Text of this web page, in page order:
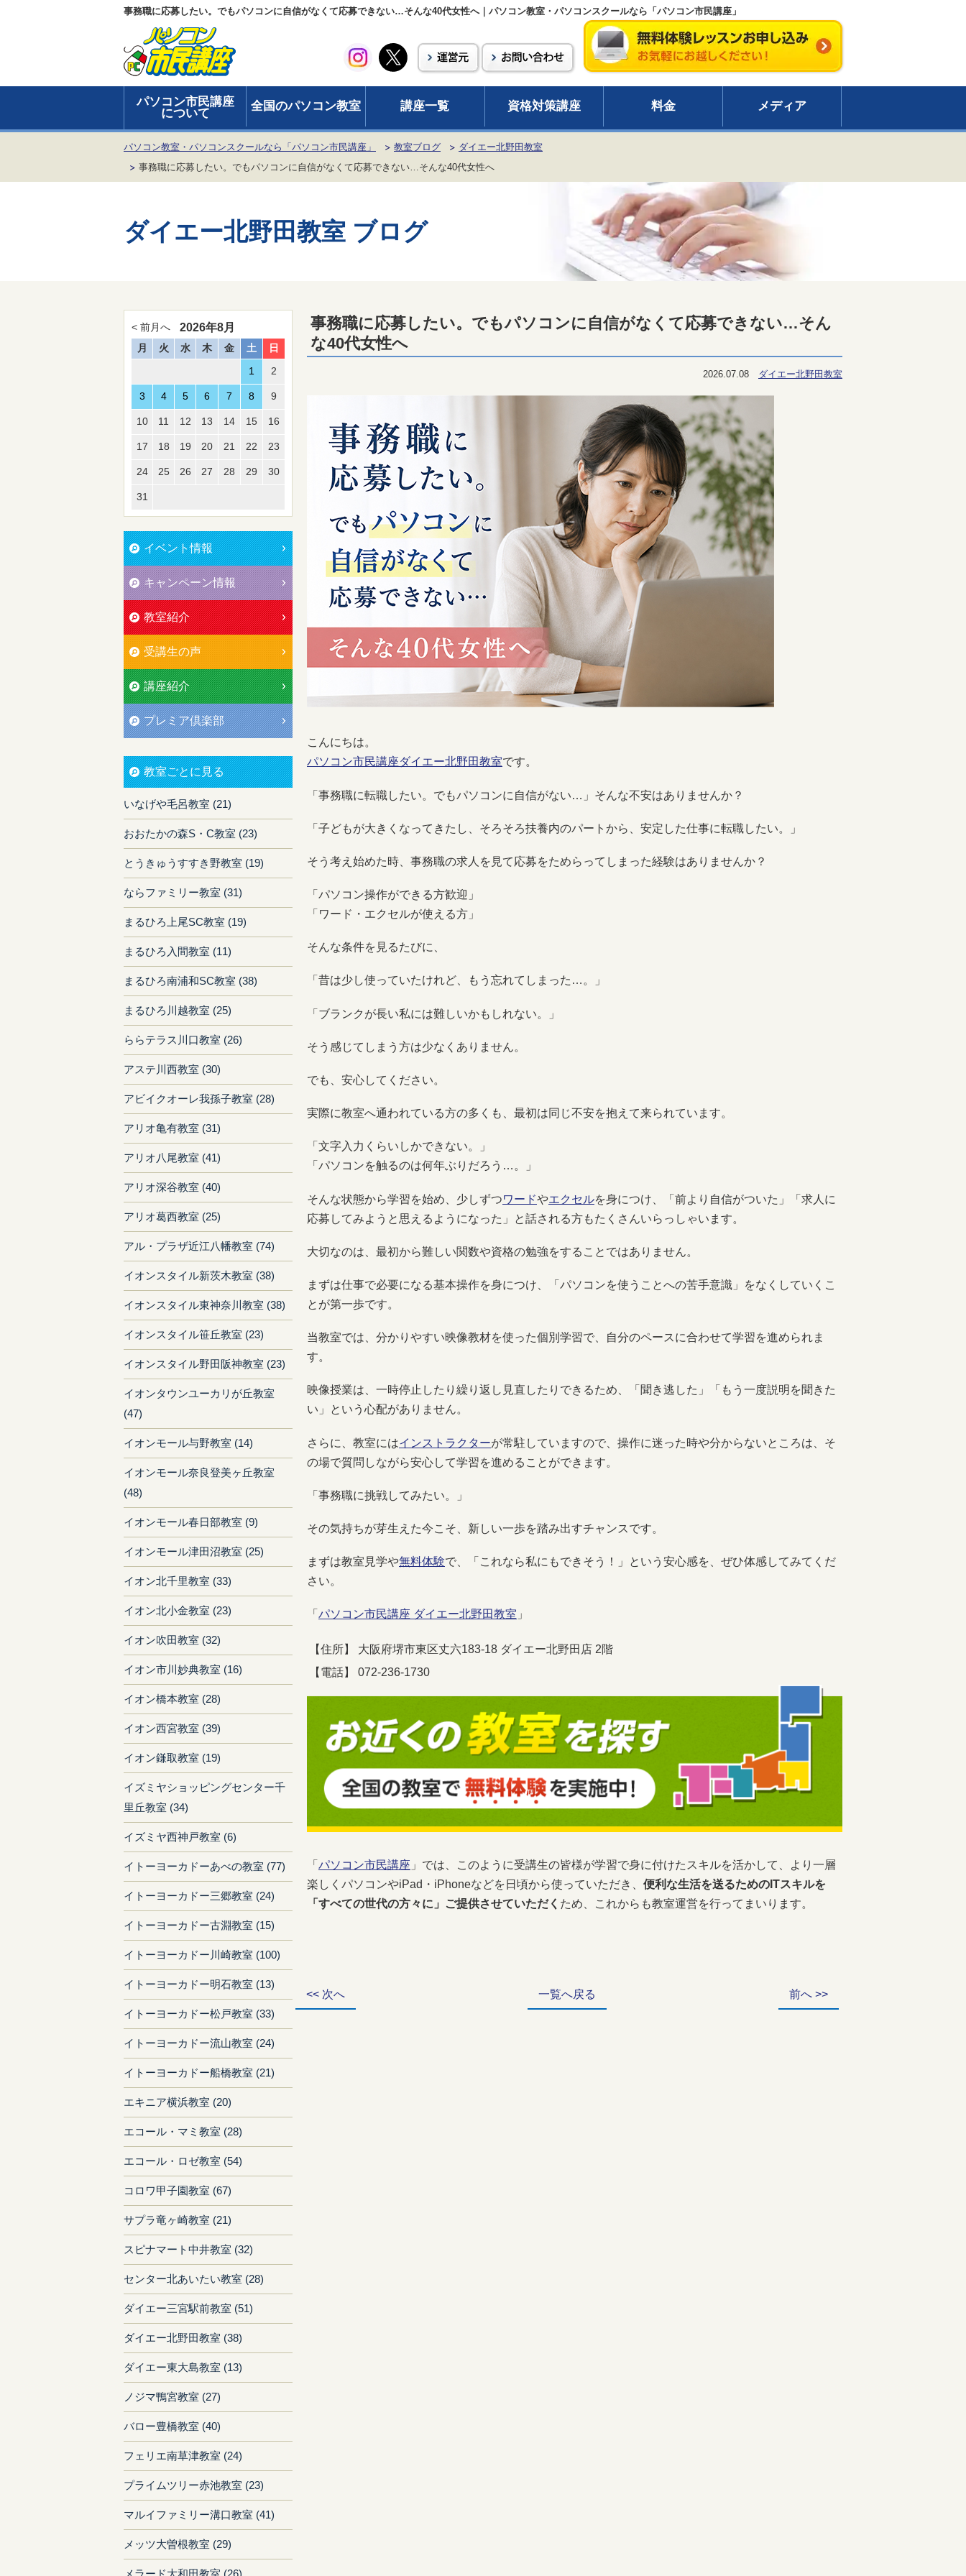
事務職に応募したい。でもパソコンに自信がなくて応募できない…そんな40代女性へ｜パソコン教室・パソコンスクールなら「パソコン市民講座」
パソコン市民講座
について
全国のパソコン教室 講座一覧 資格対策講座 料金 メディア
パソコン教室・パソコンスクールなら「パソコン市民講座」 教室ブログ
ダイエー北野田教室
事務職に応募したい。でもパソコンに自信がなくて応募できない…そんな40代女性へ
ダイエー北野田教室 ブログ
事務職に応募したい。でもパソコンに自信がなくて応募できない…そん
な40代女性へ
2026.07.08 ダイエー北野田教室
こんにちは。
パソコン市民講座ダイエー北野田教室です。
「事務職に転職したい。でもパソコンに自信がない…」そんな不安はありませんか？
「子どもが大きくなってきたし、そろそろ扶養内のパートから、安定した仕事に転職したい。」
そう考え始めた時、事務職の求人を見て応募をためらってしまった経験はありませんか？
「パソコン操作ができる方歓迎」
「ワード・エクセルが使える方」
そんな条件を見るたびに、
「昔は少し使っていたけれど、もう忘れてしまった…。」
「ブランクが長い私には難しいかもしれない。」
そう感じてしまう方は少なくありません。
でも、安心してください。
実際に教室へ通われている方の多くも、最初は同じ不安を抱えて来られています。
「文字入力くらいしかできない。」
「パソコンを触るのは何年ぶりだろう…。」
そんな状態から学習を始め、少しずつワードやエクセルを身につけ、「前より自信がついた」「求人に
応募してみようと思えるようになった」と話される方もたくさんいらっしゃいます。
大切なのは、最初から難しい関数や資格の勉強をすることではありません。
まずは仕事で必要になる基本操作を身につけ、「パソコンを使うことへの苦手意識」をなくしていくこ
とが第一歩です。
当教室では、分かりやすい映像教材を使った個別学習で、自分のペースに合わせて学習を進められま
す。
映像授業は、一時停止したり繰り返し見直したりできるため、「聞き逃した」「もう一度説明を聞きた
い」という心配がありません。
さらに、教室にはインストラクターが常駐していますので、操作に迷った時や分からないところは、そ
の場で質問しながら安心して学習を進めることができます。
「事務職に挑戦してみたい。」
その気持ちが芽生えた今こそ、新しい一歩を踏み出すチャンスです。
まずは教室見学や無料体験で、「これなら私にもできそう！」という安心感を、ぜひ体感してみてくだ
さい。
「 パソコン市民講座 ダイエー北野田教室 」
【住所】
大阪府堺市東区丈六183-18 ダイエー北野田店 2階
【電話】
072-236-1730
「 パソコン市民講座 」では、このように受講生の皆様が学習で身に付けたスキルを活かして、より一層
楽しくパソコンやiPad・iPhoneなどを日頃から使っていただき、 便利な生活を送るためのITスキルを
「すべての世代の方々に」ご提供させていただく ため、これからも教室運営を行ってまいります。
<< 次へ 一覧へ戻る 前へ >>
< 前月へ 2026年8月
月 火 水 木 金 土 日
1 2
3 4 5 6 7 8 9
10 11 12 13 14 15 16
17 18 19 20 21 22 23
24 25 26 27 28 29 30
31
イベント情報
キャンペーン情報
教室紹介
受講生の声
講座紹介
プレミア倶楽部
教室ごとに見る
いなげや毛呂教室 (21)
おおたかの森S・C教室 (23)
とうきゅうすすき野教室 (19)
ならファミリー教室 (31)
まるひろ上尾SC教室 (19)
まるひろ入間教室 (11)
まるひろ南浦和SC教室 (38)
まるひろ川越教室 (25)
ららテラス川口教室 (26)
アステ川西教室 (30)
アビイクオーレ我孫子教室 (28)
アリオ亀有教室 (31)
アリオ八尾教室 (41)
アリオ深谷教室 (40)
アリオ葛西教室 (25)
アル・プラザ近江八幡教室 (74)
イオンスタイル新茨木教室 (38)
イオンスタイル東神奈川教室 (38)
イオンスタイル笹丘教室 (23)
イオンスタイル野田阪神教室 (23)
イオンタウンユーカリが丘教室
(47)
イオンモール与野教室 (14)
イオンモール奈良登美ヶ丘教室
(48)
イオンモール春日部教室 (9)
イオンモール津田沼教室 (25)
イオン北千里教室 (33)
イオン北小金教室 (23)
イオン吹田教室 (32)
イオン市川妙典教室 (16)
イオン橋本教室 (28)
イオン西宮教室 (39)
イオン鎌取教室 (19)
イズミヤショッピングセンター千
里丘教室 (34)
イズミヤ西神戸教室 (6)
イトーヨーカドーあべの教室 (77)
イトーヨーカドー三郷教室 (24)
イトーヨーカドー古淵教室 (15)
イトーヨーカドー川崎教室 (100)
イトーヨーカドー明石教室 (13)
イトーヨーカドー松戸教室 (33)
イトーヨーカドー流山教室 (24)
イトーヨーカドー船橋教室 (21)
エキニア横浜教室 (20)
エコール・マミ教室 (28)
エコール・ロゼ教室 (54)
コロワ甲子園教室 (67)
サプラ竜ヶ崎教室 (21)
スピナマート中井教室 (32)
センター北あいたい教室 (28)
ダイエー三宮駅前教室 (51)
ダイエー北野田教室 (38)
ダイエー東大島教室 (13)
ノジマ鴨宮教室 (27)
バロー豊橋教室 (40)
フェリエ南草津教室 (24)
プライムツリー赤池教室 (23)
マルイファミリー溝口教室 (41)
メッツ大曽根教室 (29)